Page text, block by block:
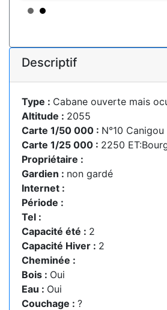
Descriptif
Type : Cabane ouverte mais
Altitude : 2055
Carte 1/50 000 : N°10 Canigou
Carte 1/25 000 : 2250
Propriétaire :
Gardien : non gardé
Internet :
Période :
Tel :
Capacité été : 2
Capacité Hiver : 2
Cheminée :
Bois : Oui
Eau : Oui
Couchage : ?